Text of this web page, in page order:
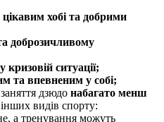
цікавим хобі та добрими
доброзичливому
кризовій ситуації;
та впевненим у собі;
дзюдо набагато менш
видів спорту:
а тренування можуть